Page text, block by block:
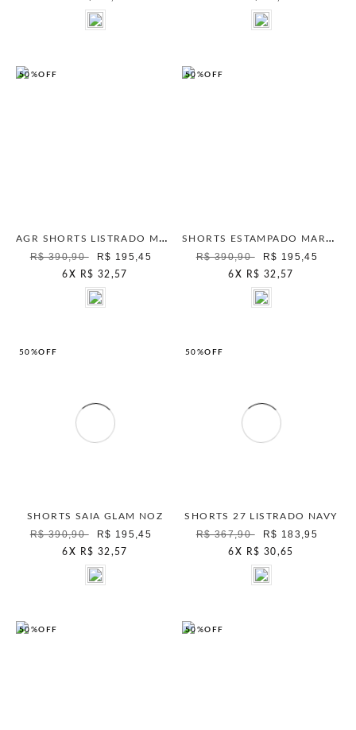
50%OFF
AGR SHORTS LISTRADO MAIS GATA AZUL AURA
R$ 390,90
R$ 195,45
6 X R$ 32,57
50%OFF
SHORTS ESTAMPADO MARAGOGI VERDE CANA
R$ 390,90
R$ 195,45
6 X R$ 32,57
50%OFF
SHORTS SAIA GLAM NOZ
R$ 390,90 R$ 195,45
6 X R$ 32,57
50%OFF
SHORTS 27 LISTRADO NAVY
R$ 367,90 R$ 183,95
6 X R$ 30,65
50%OFF 50%OFF